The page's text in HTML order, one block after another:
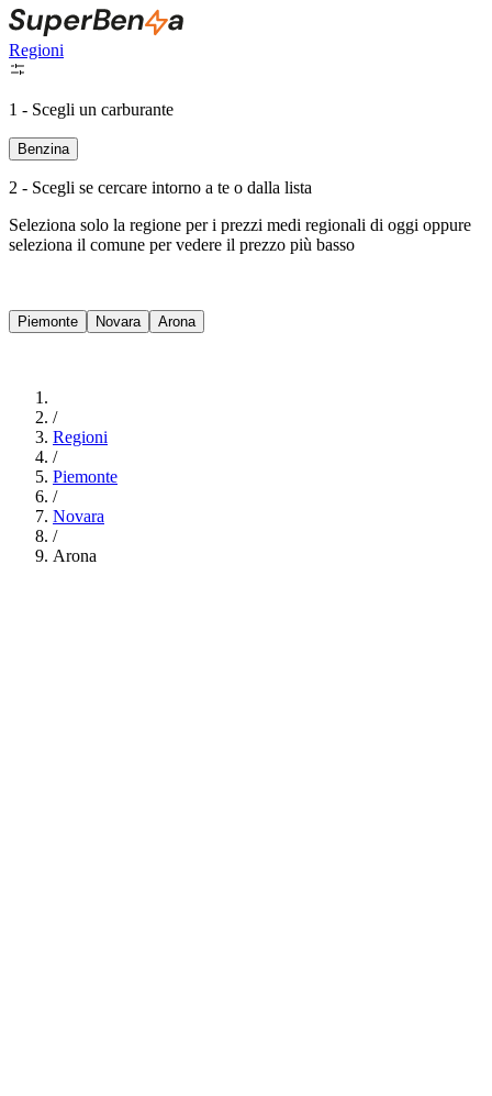
Regioni
1 - Scegli un carburante
Benzina
2 - Scegli se cercare intorno a te o dalla lista
Seleziona solo la regione per i prezzi medi regionali di oggi oppure
seleziona il comune per vedere il prezzo più basso
Piemonte Novara Arona
/
Regioni
/
Piemonte
/
Novara
/
Arona